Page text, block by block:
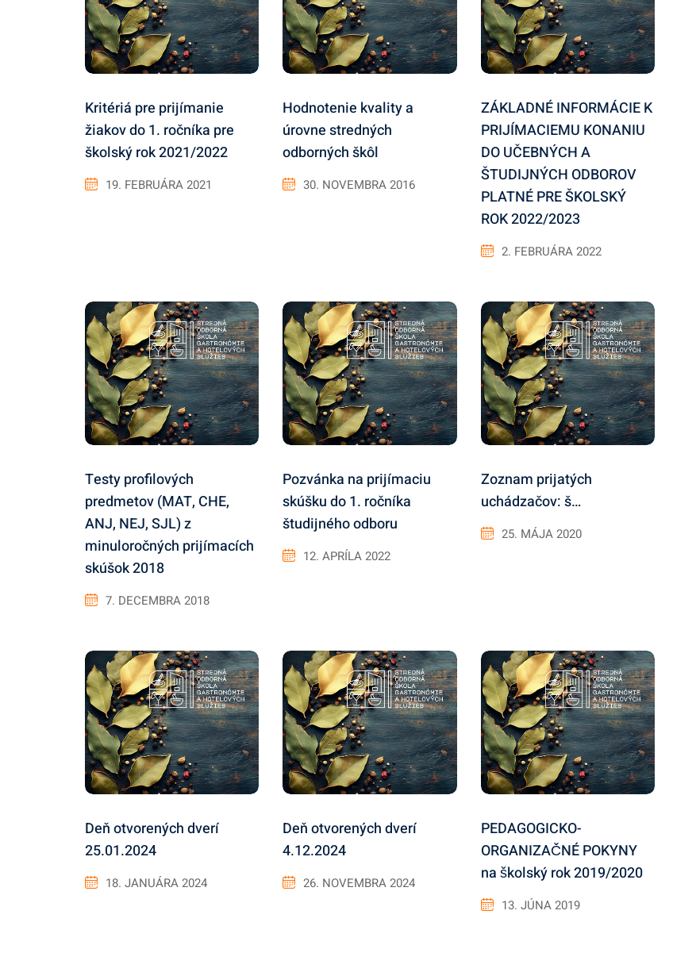
Kritériá pre prijímanie
žiakov do 1. ročníka pre
školský rok 2021/2022
19. FEBRUÁRA 2021
Hodnotenie kvality a
úrovne stredných
odborných škôl
30. NOVEMBRA 2016
ZÁKLADNÉ INFORMÁCIE K
PRIJÍMACIEMU KONANIU
DO UČEBNÝCH A
ŠTUDIJNÝCH ODBOROV
PLATNÉ PRE ŠKOLSKÝ
ROK 2022/2023
2. FEBRUÁRA 2022
Testy profilových
predmetov (MAT, CHE,
ANJ, NEJ, SJL) z
minuloročných prijímacích
skúšok 2018
7. DECEMBRA 2018
Pozvánka na prijímaciu
skúšku do 1. ročníka
študijného odboru
12. APRÍLA 2022
Zoznam prijatých
uchádzačov: š…
25. MÁJA 2020
Deň otvorených dverí
25.01.2024
18. JANUÁRA 2024
Deň otvorených dverí
4.12.2024
26. NOVEMBRA 2024
PEDAGOGICKO-
ORGANIZAČNÉ POKYNY
na školský rok 2019/2020
13. JÚNA 2019